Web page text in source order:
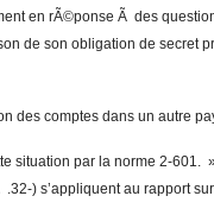
en rÃ©ponse Ã des
de son obligation de secret
des comptes dans un autre
situation par la norme 2-601.
) s’appliquent au rapport